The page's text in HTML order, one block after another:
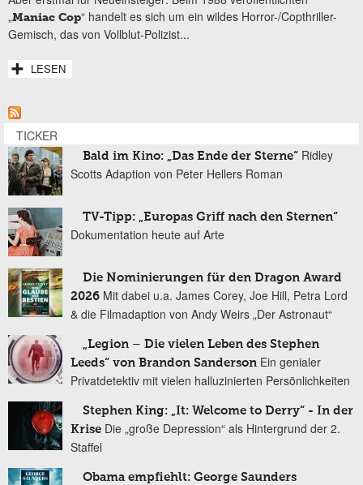
„Maniac Cop“ handelt es sich um ein wildes Horror-/Copthriller-
Gemisch, das von Vollblut-Polizist...
LESEN
TICKER
Bald im Kino: „Das Ende der Sterne“ Ridley
Scotts Adaption von Peter Hellers Roman
TV-Tipp: „Europas Griff nach den Sternen“
Dokumentation heute auf Arte
Die Nominierungen für den Dragon Award
2026 Mit dabei u.a. James Corey, Joe Hill, Petra Lord
& die Filmadaption von Andy Weirs „Der Astronaut“
„Legion – Die vielen Leben des Stephen
Leeds“ von Brandon Sanderson Ein genialer
Privatdetektiv mit vielen halluzinierten Persönlichkeiten
Stephen King: „It: Welcome to Derry“ - In der
Krise Die „große Depression“ als Hintergrund der 2.
Staffel
Obama empfiehlt: George Saunders